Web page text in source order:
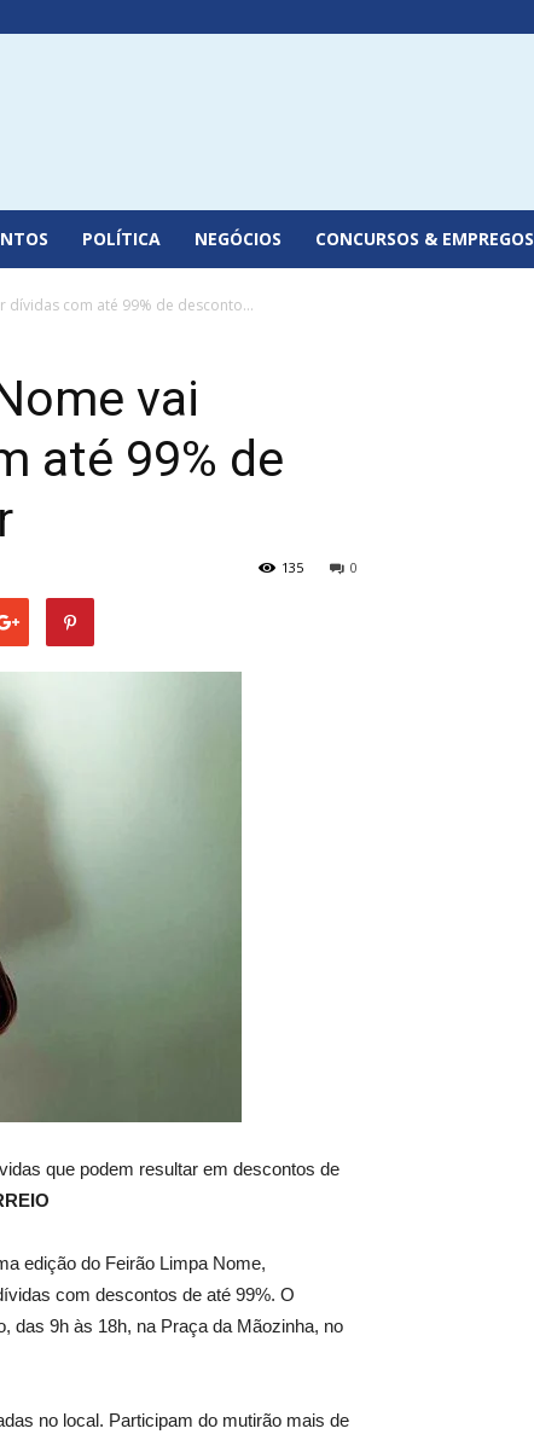
POLÍTICA NEGÓCIOS CONCURSOS & EMPREGOS
dívidas com até 99% de desconto...
vai
até 99% de
0
135
que podem resultar em descontos de
edição do Feirão Limpa Nome,
com descontos de até 99%. O
das 9h às 18h, na Praça da Mãozinha, no
no local. Participam do mutirão mais de